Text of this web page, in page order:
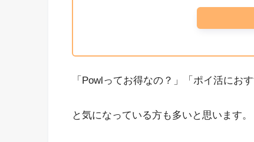
「Powlってお得なの？」「ポイ活におす
と気になっている方も多いと思います。